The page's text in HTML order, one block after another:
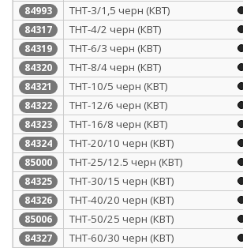
84993 ТНТ-3/1,5 черн (КВТ)
84317 ТНТ-4/2 черн (КВТ)
84319 ТНТ-6/3 черн (КВТ)
84320 ТНТ-8/4 черн (КВТ)
84321 ТНТ-10/5 черн (КВТ)
84322 ТНТ-12/6 черн (КВТ)
84323 ТНТ-16/8 черн (КВТ)
84324 ТНТ-20/10 черн (КВТ)
85000 ТНТ-25/12.5 черн (КВТ)
84325 ТНТ-30/15 черн (КВТ)
84326 ТНТ-40/20 черн (КВТ)
85006 ТНТ-50/25 черн (КВТ)
84327 ТНТ-60/30 черн (КВТ)